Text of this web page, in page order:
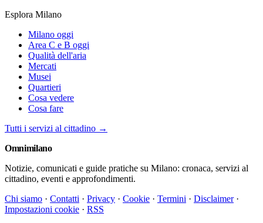
Esplora Milano
Milano oggi
Area C e B oggi
Qualità dell'aria
Mercati
Musei
Quartieri
Cosa vedere
Cosa fare
Tutti i servizi al cittadino →
Omnimilano
Notizie, comunicati e guide pratiche su Milano: cronaca, servizi al
cittadino, eventi e approfondimenti.
Chi siamo · Contatti · Privacy · Cookie · Termini · Disclaimer ·
Impostazioni cookie · RSS